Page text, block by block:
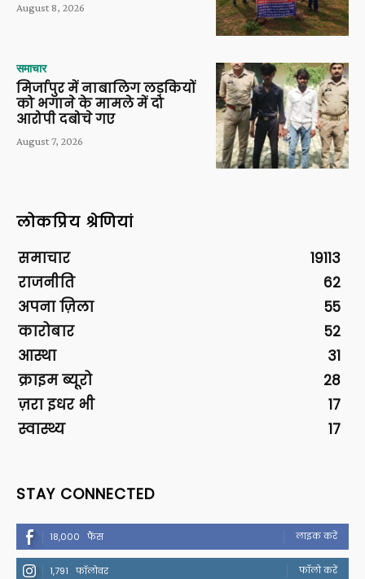
August 8, 2026
समाचार
मिर्जापुर में नाबालिग लड़कियों
को भगाने के मामले में दो
आरोपी दबोचे गए
August 7, 2026
लोकप्रिय श्रेणियां
समाचार
19113
राजनीति
62
अपना ज़िला
55
कारोबार
52
आस्था
31
क्राइम ब्यूरो
28
ज़रा इधर भी
17
स्वास्थ्य
17
STAY CONNECTED
18,000 फैंस लाइक करें
1,791 फॉलोवर फॉलो करें